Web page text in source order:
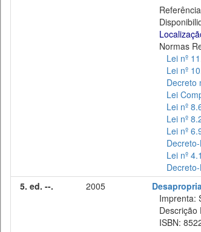
Normas
Lei nº
Lei nº
Decreto
Lei
Lei nº
Lei nº
Lei nº
Lei nº
5. ed. --.
2005
Imprenta:
Descrição
ISBN: